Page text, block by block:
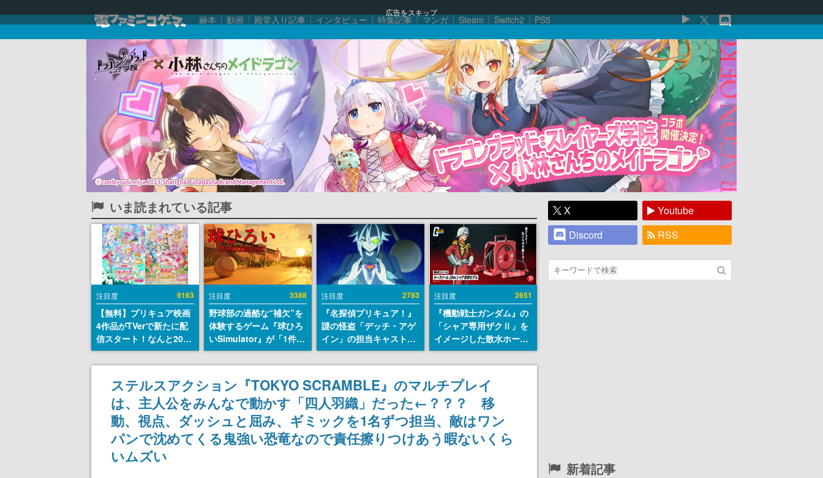
広告をスキップ
赫本 動画 殿堂入り記事 インタビュー 特集記事 マンガ Steam Switch2 PS5
いま読まれている記事
注目度 9163
【無料】プリキュア映画
4作品がTVerで新たに配
信スタート！なんと2018
年～2024年の映画ほぼす
べてが見放題に、ぶっち
ゃけありえないラインナ
ップ
注目度 3388
野球部の過酷な“補欠”を
体験するゲーム『球ひろ
いSimulator』が「1件」
のウィッシュリストをも
とにチェコ語に対応し
SNSで話題に。『キング
ダム・カム』開発元やチ
ェコのプロ野球選手から
称賛の声
注目度 2783
『名探偵プリキュア！』
謎の怪盗「デッチ・アゲ
イン」の担当キャストは
天﨑滉平さんと判明。
『Re:ゼロから始める異
世界生活』オットー役、
『ヒプノシスマイク』山
田三郎役など
注目度 2651
『機動戦士ガンダム』の
「シャア専用ザクⅡ」を
イメージした散水ホース
リールが予約開始。本体
にはシャアのパーソナル
マークやジオン公国軍の
エンブレム、型式番号な
どを配置
ステルスアクション『TOKYO SCRAMBLE』のマルチプレイ
は、主人公をみんなで動かす「四人羽織」だった←？？？ 移
動、視点、ダッシュと屈み、ギミックを1名ずつ担当、敵はワン
パンで沈めてくる鬼強い恐竜なので責任擦りつけあう暇ないくら
いムズい
X
Youtube
Discord
RSS
新着記事